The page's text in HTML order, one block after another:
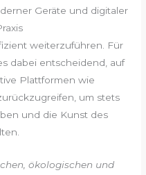
Geräte und digitaler
weiterzuführen. Für
dabei entscheidend, auf
Plattformen wie
um stets
und die Kunst des
ökologischen und